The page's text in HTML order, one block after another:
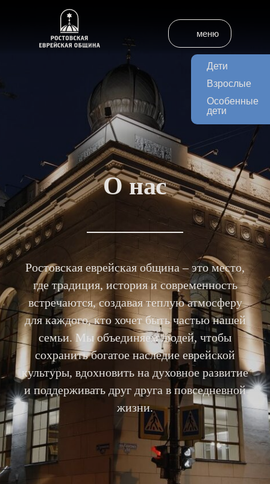
меню
Дети
Взрослые
Особенные
дети
О нас
Ростовская еврейская община – это место,
где традиция, история и современность
встречаются, создавая теплую атмосферу
для каждого, кто хочет быть частью нашей
семьи. Мы объединяем людей, чтобы
сохранить богатое наследие еврейской
культуры, вдохновить на духовное развитие
и поддерживать друг друга в повседневной
жизни.